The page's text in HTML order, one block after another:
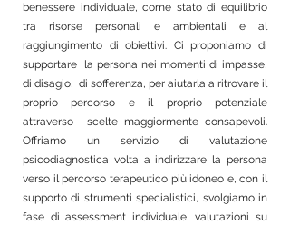
benessere individuale, come stato di equilibrio
tra risorse personali e ambientali e al
raggiungimento di obiettivi. Ci proponiamo di
supportare la persona nei momenti di impasse,
di disagio, di sofferenza, per aiutarla a ritrovare il
proprio percorso e il proprio potenziale
attraverso scelte maggiormente consapevoli.
Offriamo un servizio di valutazione
psicodiagnostica volta a indirizzare la persona
verso il percorso terapeutico più idoneo e, con il
supporto di strumenti specialistici, svolgiamo in
fase di assessment individuale, valutazioni su